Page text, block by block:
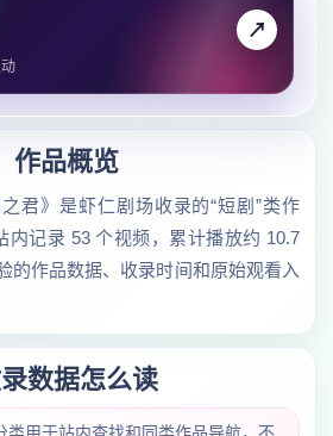
↗
作品概览
之君》是虾仁剧场收录的“短剧”类作
内记录 53 个视频，累计播放约 10.7
的作品数据、收录时间和原始观看入
数据怎么读